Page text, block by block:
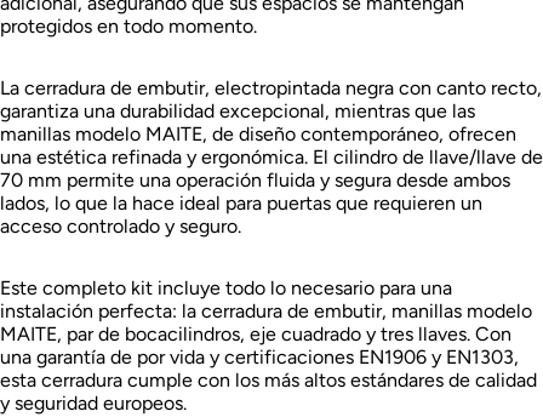
protegidos en todo momento.
La cerradura de embutir, electropintada negra con canto recto,
garantiza una durabilidad excepcional, mientras que las
manillas modelo MAITE, de diseño contemporáneo, ofrecen
una estética refinada y ergonómica. El cilindro de llave/llave de
70 mm permite una operación fluida y segura desde ambos
lados, lo que la hace ideal para puertas que requieren un
acceso controlado y seguro.
Este completo kit incluye todo lo necesario para una
instalación perfecta: la cerradura de embutir, manillas modelo
MAITE, par de bocacilindros, eje cuadrado y tres llaves. Con
una garantía de por vida y certificaciones EN1906 y EN1303,
esta cerradura cumple con los más altos estándares de calidad
y seguridad europeos.